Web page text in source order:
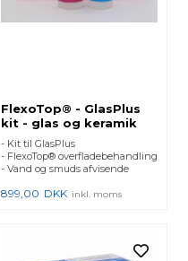
FlexoTop® - GlasPlus
kit - glas og keramik
- Kit til GlasPlus
- FlexoTop® overfladebehandling
- Vand og smuds afvisende
899,00 DKK inkl. moms